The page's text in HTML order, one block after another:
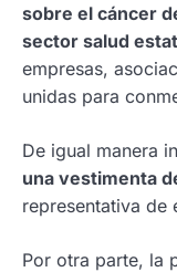
sobre el cáncer
sector salud
empresas,
unidas para
De igual manera
una vestimenta
representativa de
Por otra parte, la